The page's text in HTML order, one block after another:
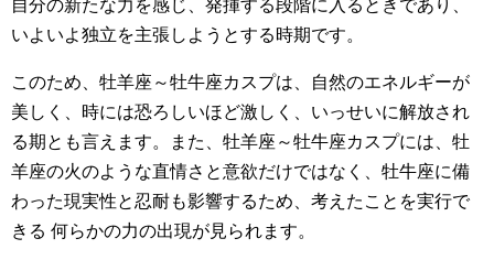
自分の新たな力を感じ、発揮する段階に入るときであり、
いよいよ独立を主張しようとする時期です。
このため、牡羊座～牡牛座カスプは、自然のエネルギーが
美しく、時には恐ろしいほど激しく、いっせいに解放され
る期とも言えます。また、牡羊座～牡牛座カスプには、牡
羊座の火のような直情さと意欲だけではなく、牡牛座に備
わった現実性と忍耐も影響するため、考えたことを実行で
きる 何らかの力の出現が見られます。